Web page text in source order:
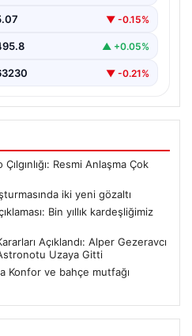
▼ -0.15%
▲ +0.05%
▼ -0.21%
Resmi Anlaşma Çok
iki yeni gözaltı
Bin yıllık kardeşliğimiz
Açıklandı: Alper Gezeravcı
Uzaya Gitti
Konfor ve bahçe mutfağı